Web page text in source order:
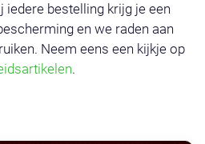
iedere bestelling krijg je een
en we raden aan
Neem eens een kijkje op
.